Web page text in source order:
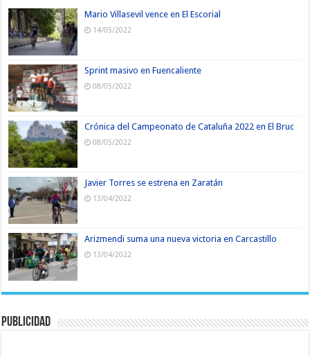
Mario Villasevil vence en El Escorial
14/05/2022
Sprint masivo en Fuencaliente
08/05/2022
Crónica del Campeonato de Cataluña 2022 en El Bruc
08/05/2022
Javier Torres se estrena en Zaratán
13/04/2022
Arizmendi suma una nueva victoria en Carcastillo
13/04/2022
Publicidad